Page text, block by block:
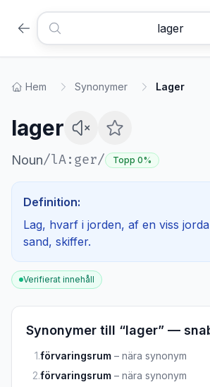
Hem Synonymer Lager
lager
Noun/lA:ger/ Topp 0%
Definition:
Lag, hvarf i jorden, af en viss
sand, skiffer.
Verifierat innehåll
Synonymer till “lager” —
1.förvaringsrum – nära synonym
2.förvaringsrum – nära synonym